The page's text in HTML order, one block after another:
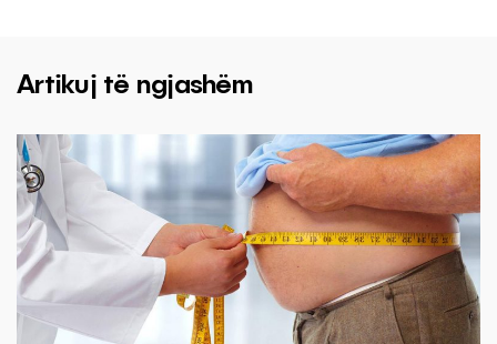
Artikuj të ngjashëm